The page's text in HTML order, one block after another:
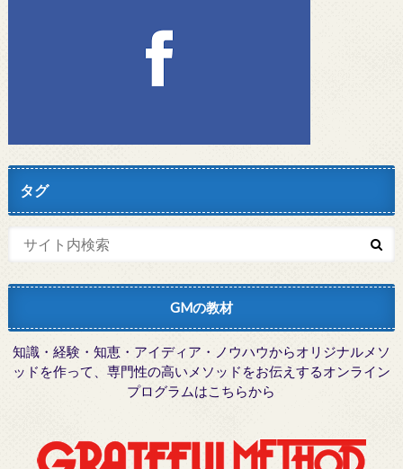
タグ
GMの教材
知識・経験・知恵・アイディア・ノウハウからオリジナルメソ
ッドを作って、専門性の高いメソッドをお伝えするオンライン
プログラムはこちらから